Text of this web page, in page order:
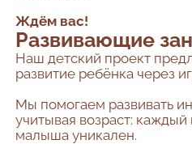
Ждём вас!
Развивающие
Наш детский проект
развитие ребёнка через
Мы помогаем развивать
учитывая возраст:
малыша уникален.